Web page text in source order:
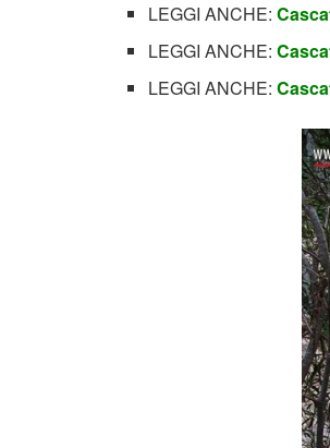
LEGGI ANCHE:
LEGGI ANCHE:
LEGGI ANCHE: